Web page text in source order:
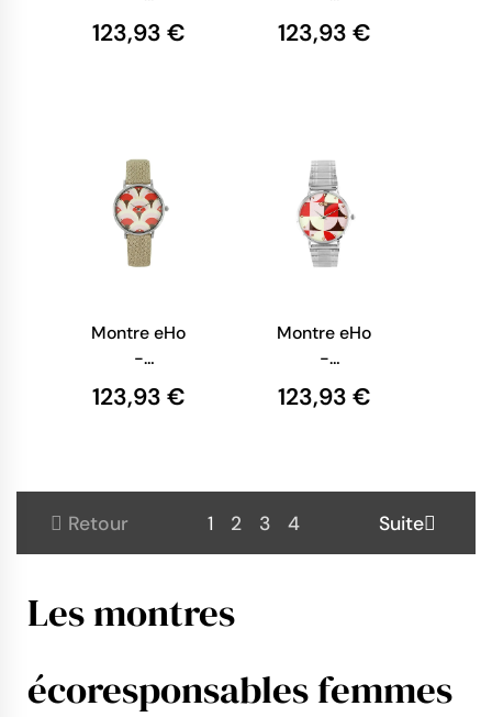
Ecoresponsable
- Montre
123,93 €
Ecoresponsable
- Montre
123,93 €
Montre eHo
-
Ecoresponsable
- Montre
123,93 €
Montre eHo
-
Ecoresponsable
- Montre
123,93 €
Retour 1 2 3 4 Suite
Les montres
écoresponsables femmes